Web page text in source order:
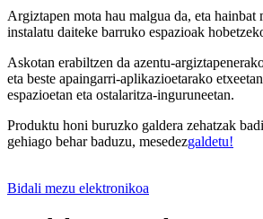
Argiztapen mota hau malgua da, eta hainbat
instalatu daiteke barruko espazioak
Askotan erabiltzen da azentu-
eta beste apaingarri-aplikazioetarako
espazioetan eta ostalaritza-inguruneetan.
Produktu honi buruzko galdera zehatzak
gehiago behar baduzu, mesedezgaldetu!
Bidali mezu elektronikoa